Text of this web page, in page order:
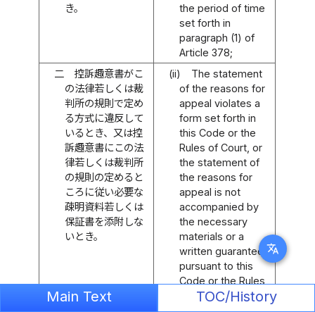
translate
き。
the period of time
set forth in
paragraph (1) of
Article 378;
二
控訴趣意書がこ
の法律若しくは裁
判所の規則で定め
る方式に違反して
いるとき、又は控
訴趣意書にこの法
律若しくは裁判所
の規則の定めると
ころに従い必要な
疎明資料若しくは
保証書を添附しな
いとき。
(ii)
The statement
of the reasons for
appeal violates a
form set forth in
this Code or the
Rules of Court, or
the statement of
the reasons for
appeal is not
accompanied by
the necessary
materials or a
written guarantee
pursuant to this
Code or the Rules
of Court; or
Main Text TOC/History